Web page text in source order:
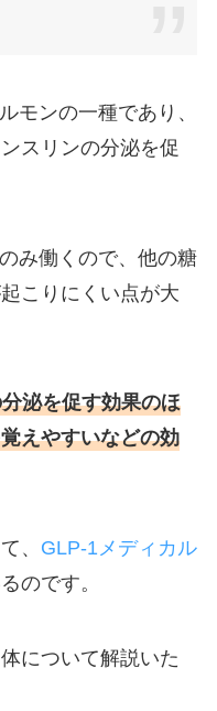
モンの一種であり、
スリンの分泌を促
み働くので、他の糖
こりにくい点が大
泌を促す効果のほ
えやすいなどの効
、 GLP-1メディカル
のです。
について解説いた